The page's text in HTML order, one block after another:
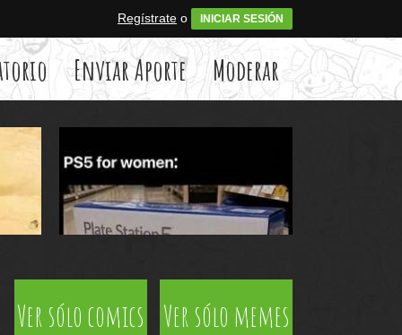
Regístrate o INICIAR SESIÓN
Enviar Aporte Moderar
Ver sólo comics Ver sólo memes